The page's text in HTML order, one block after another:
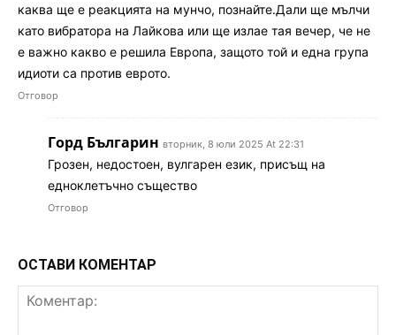
каква ще е реакцията на мунчо, познайте.Дали ще мълчи
като вибратора на Лайкова или ще излае тая вечер, че не
е важно какво е решила Европа, защото той и една група
идиоти са против еврото.
Отговор
Горд Българин вторник, 8 юли 2025 At 22:31
Грозен, недостоен, вулгарен език, присъщ на
едноклетъчно същество
Отговор
ОСТАВИ КОМЕНТАР